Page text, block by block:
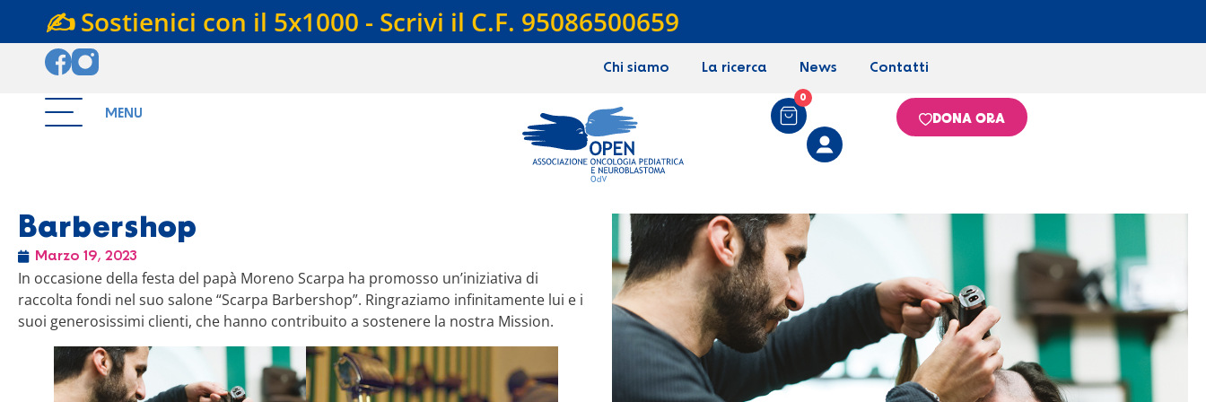
✍️ Sostienici con il 5x1000 - Scrivi il C.F. 95086500659
Chi siamo La ricerca News Contatti
MENU
0
DONA ORA
Barbershop
Marzo 19, 2023
In occasione della festa del papà Moreno Scarpa ha promosso un’iniziativa di
raccolta fondi nel suo salone “Scarpa Barbershop”. Ringraziamo infinitamente lui e i
suoi generosissimi clienti, che hanno contribuito a sostenere la nostra Mission.